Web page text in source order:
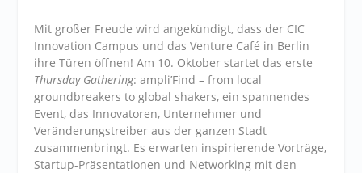
Mit großer Freude wird angekündigt, dass der CIC
Innovation Campus und das Venture Café in Berlin
ihre Türen öffnen! Am 10. Oktober startet das erste
Thursday Gathering: ampli’Find – from local
groundbreakers to global shakers, ein spannendes
Event, das Innovatoren, Unternehmer und
Veränderungstreiber aus der ganzen Stadt
zusammenbringt. Es erwarten inspirierende Vorträge,
Startup-Präsentationen und Networking mit den